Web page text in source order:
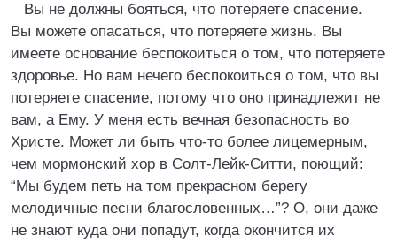
Вы не должны бояться, что потеряете спасение.
Вы можете опасаться, что потеряете жизнь. Вы
имеете основание беспокоиться о том, что потеряете
здоровье. Но вам нечего беспокоиться о том, что вы
потеряете спасение, потому что оно принадлежит не
вам, а Ему. У меня есть вечная безопасность во
Христе. Может ли быть что-то более лицемерным,
чем мормонский хор в Солт-Лейк-Ситти, поющий:
“Мы будем петь на том прекрасном берегу
мелодичные песни благословенных…”? О, они даже
не знают куда они попадут, когда окончится их